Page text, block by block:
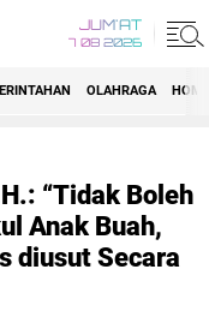
JUM'AT
7 08 2026
OLAHRAGA HOME
“Tidak Boleh
Anak Buah,
diusut Secara